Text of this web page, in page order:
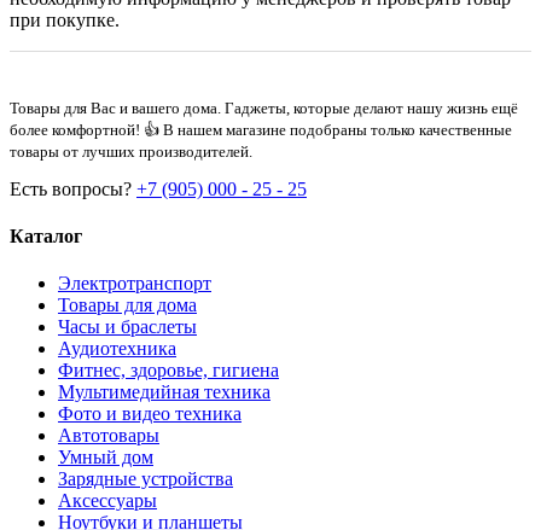
при покупке.
Товары для Вас и вашего дома. Гаджеты, которые делают нашу жизнь ещё
более комфортной! 👍 В нашем магазине подобраны только качественные
товары от лучших производителей.
Есть вопросы? +7 (905) 000 - 25 - 25
Каталог
Электротранспорт
Товары для дома
Часы и браслеты
Аудиотехника
Фитнес, здоровье, гигиена
Мультимедийная техника
Фото и видео техника
Автотовары
Умный дом
Зарядные устройства
Аксессуары
Ноутбуки и планшеты